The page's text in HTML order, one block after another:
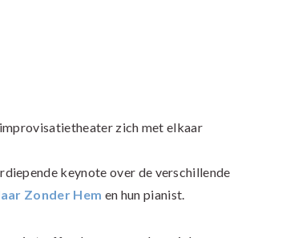
zich met elkaar
keynote over de verschillende
Zonder Hem en hun pianist.